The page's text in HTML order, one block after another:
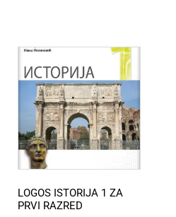
LOGOS ISTORIJA 1 ZA
PRVI RAZRED